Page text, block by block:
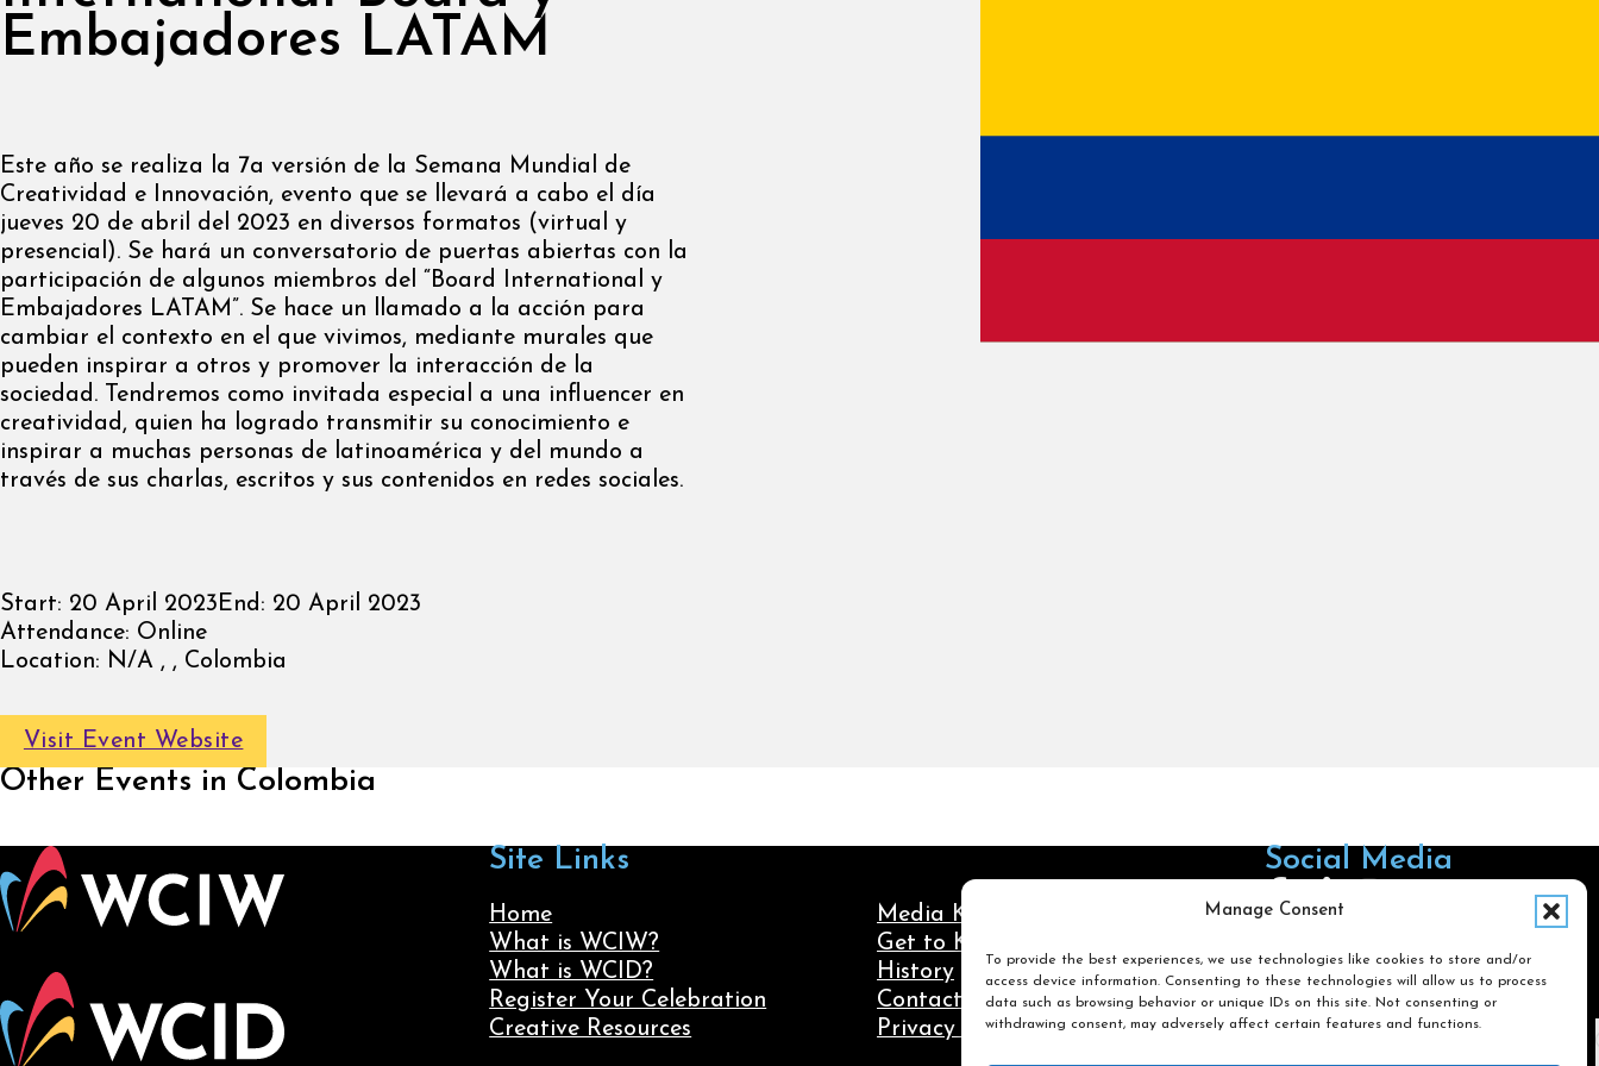
Manage Consent
To provide the best experiences, we use technologies like cookies to store and/or
access device information. Consenting to these technologies will allow us to process
data such as browsing behavior or unique IDs on this site. Not consenting or
withdrawing consent, may adversely affect certain features and functions.
Embajadores LATAM
Este año se realiza la 7a versión de la Semana Mundial de
Creatividad e Innovación, evento que se llevará a cabo el día
jueves 20 de abril del 2023 en diversos formatos (virtual y
presencial). Se hará un conversatorio de puertas abiertas con la
participación de algunos miembros del “Board International y
Embajadores LATAM”. Se hace un llamado a la acción para
cambiar el contexto en el que vivimos, mediante murales que
pueden inspirar a otros y promover la interacción de la
sociedad. Tendremos como invitada especial a una influencer en
creatividad, quien ha logrado transmitir su conocimiento e
inspirar a muchas personas de latinoamérica y del mundo a
través de sus charlas, escritos y sus contenidos en redes sociales.
Start: 20 April 2023 End: 20 April 2023
Attendance: Online
Location: N/A , , Colombia
Visit Event Website
Other Events in Colombia
Site Links
Home
What is WCIW?
What is WCID?
Register Your Celebration
Creative Resources
Media Kit
Get to Know Us
History
Contact Us
Privacy Policy
Social Media
Follow us on LinkedIn
Follow us on
Search